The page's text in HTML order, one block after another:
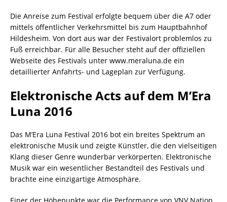
Die Anreise zum Festival erfolgte bequem über die A7 oder
mittels öffentlicher Verkehrsmittel bis zum Hauptbahnhof
Hildesheim. Von dort aus war der Festivalort problemlos zu
Fuß erreichbar. Für alle Besucher steht auf der offiziellen
Webseite des Festivals unter www.meraluna.de ein
detaillierter Anfahrts- und Lageplan zur Verfügung.
Elektronische Acts auf dem M’Era
Luna 2016
Das M’Era Luna Festival 2016 bot ein breites Spektrum an
elektronische Musik und zeigte Künstler, die den vielseitigen
Klang dieser Genre wunderbar verkörperten. Elektronische
Musik war ein wesentlicher Bestandteil des Festivals und
brachte eine einzigartige Atmosphäre.